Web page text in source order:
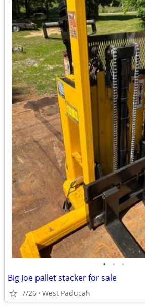
• • •
Big Joe pallet stacker for sale
7/26 West Paducah